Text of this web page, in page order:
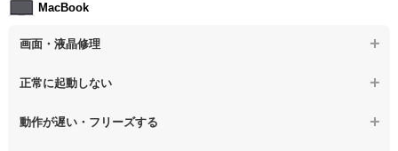
【ノートパソコン】ウィルス感染のその他の問題
【ノートパソコン】電源故障
【ノートパソコン】液晶ディスプレイ交換
【ノートパソコン】マザーボード修理
MacBook
画面・液晶修理
【macbook】画面の割れ・破損
正常に起動しない
【macbook】電源ボタンを押しても反応が無い
動作が遅い・フリーズする